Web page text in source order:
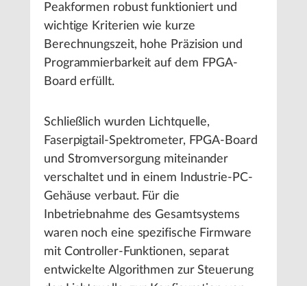
Peakformen robust funktioniert und
wichtige Kriterien wie kurze
Berechnungszeit, hohe Präzision und
Programmierbarkeit auf dem FPGA-
Board erfüllt.
Schließlich wurden Lichtquelle,
Faserpigtail-Spektrometer, FPGA-Board
und Stromversorgung miteinander
verschaltet und in einem Industrie-PC-
Gehäuse verbaut. Für die
Inbetriebnahme des Gesamtsystems
waren noch eine spezifische Firmware
mit Controller-Funktionen, separat
entwickelte Algorithmen zur Steuerung